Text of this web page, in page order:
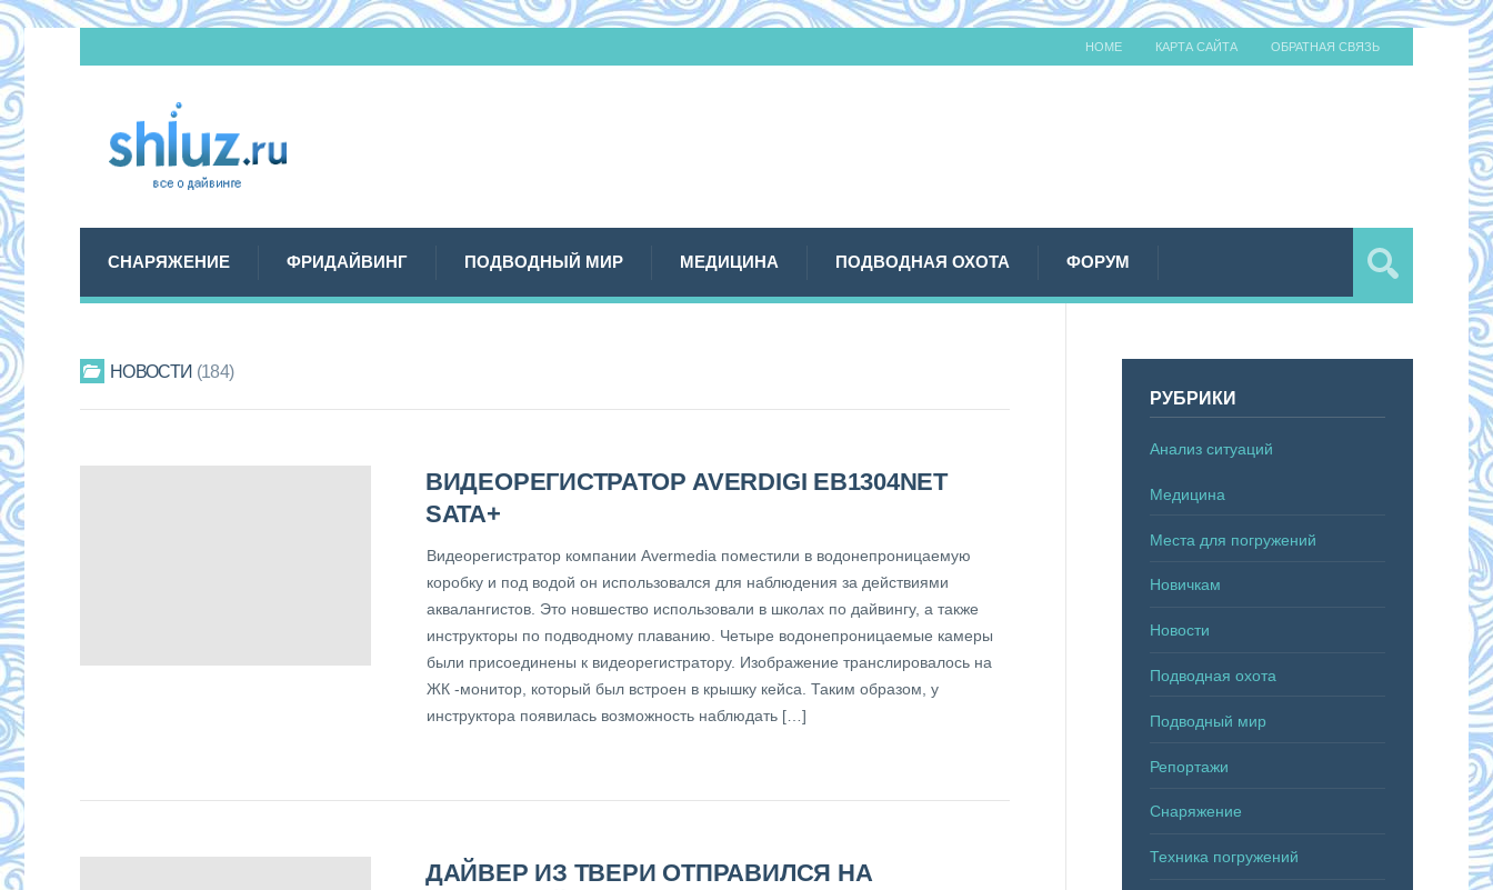
HOME КАРТА САЙТА ОБРАТНАЯ СВЯЗЬ
СНАРЯЖЕНИЕ ФРИДАЙВИНГ ПОДВОДНЫЙ МИР МЕДИЦИНА ПОДВОДНАЯ ОХОТА ФОРУМ
НОВОСТИ 184
ВИДЕОРЕГИСТРАТОР AVERDIGI EB1304NET
SATA+
Видеорегистратор компании Avermedia поместили в водонепроницаемую
коробку и под водой он использовался для наблюдения за действиями
аквалангистов. Это новшество использовали в школах по дайвингу, а также
инструкторы по подводному плаванию. Четыре водонепроницаемые камеры
были присоединены к видеорегистратору. Изображение транслировалось на
ЖК -монитор, который был встроен в крышку кейса. Таким образом, у
инструктора появилась возможность наблюдать […]
ДАЙВЕР ИЗ ТВЕРИ ОТПРАВИЛСЯ НА
РУБРИКИ
Анализ ситуаций
Медицина
Места для погружений
Новичкам
Новости
Подводная охота
Подводный мир
Репортажи
Снаряжение
Техника погружений